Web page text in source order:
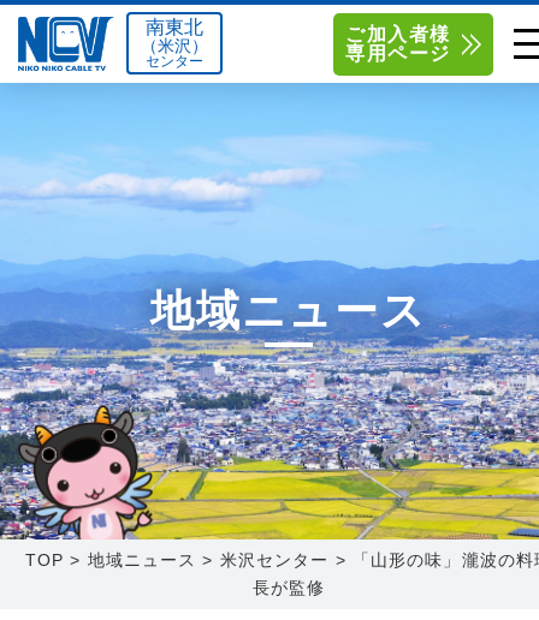
南東北センター（福島）
函館センター 0138-34-2525
新潟センター 025-210-1200
単品料金
お得なセットプラン
料金シミュレーション
サポート
Q&A
センター情報
障害メンテナンス情報
〒992-0044
山形県米沢市春日四丁目2-75
0238-24-2525
営業時間 9:00～18:00
南東北センター(福島)
〒960-8252
福島県福島市御山字一本松17-1-
1
0120-173-577
営業時間 9:15～18:00
南東北
（米沢）
センター
ご加入者様
専用ページ
地域ニュース
TOP > 地域ニュース > 米沢センター >
「山形の味」瀧波の料
長が監修